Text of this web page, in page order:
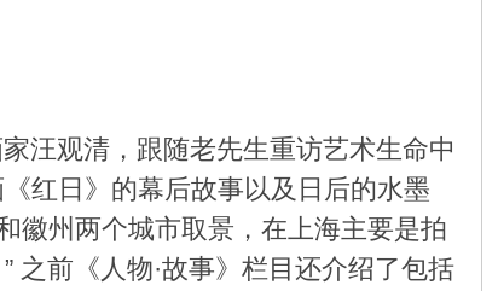
汪观清，跟随老先生重访艺术生命中
红日》的幕后故事以及日后的水墨
徽州两个城市取景，在上海主要是拍
之前《人物·故事》栏目还介绍了包括